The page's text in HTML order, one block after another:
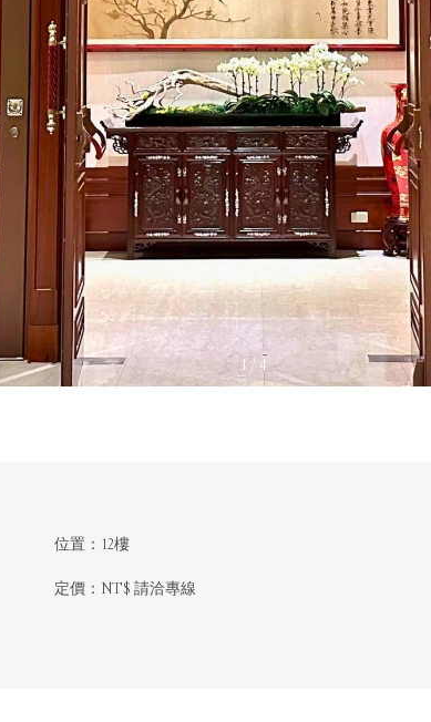
1 / 4
位置：12樓
定價：NT$ 請洽專線